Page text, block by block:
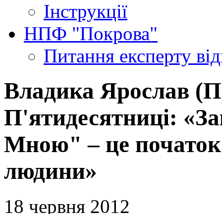
Інструкції
НПФ "Покрова"
Питання експерту
Владика Ярослав
П'ятидесятниці:
Мною" – це початок
людини»
18 червня 2012